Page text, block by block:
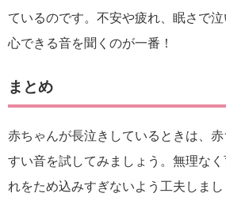
ているのです。不安や疲れ、眠さで
心できる音を聞くのが一番！
まとめ
赤ちゃんが長泣きしているときは、
すい音を試してみましょう。無理な
れをため込みすぎないよう工夫しまし